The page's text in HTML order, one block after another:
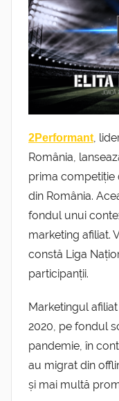
2Performant ,
România,
prima competiție
din România.
fondul unui
marketing afiliat.
constă Liga
participanții.
Marketingul
2020, pe fondul
pandemie, în
au migrat din
și mai multă